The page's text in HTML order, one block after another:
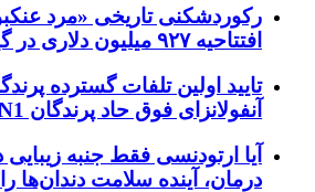
رکوردشکنی تاریخی «مرد
افتتاحیه ۹۲۷ میلیون دلاری در گیشه جهانی
تایید اولین تلفات گسترده
آنفولانزای فوق حاد پرندگان H5N1 در استرالیا
آیا ارتودنسی فقط جنبه
درمان، آینده سلامت دندان‌ها